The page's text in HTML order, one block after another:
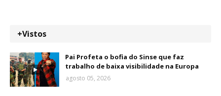
+Vistos
Pai Profeta o bofia do Sinse que faz
trabalho de baixa visibilidade na Europa
agosto 05, 2026